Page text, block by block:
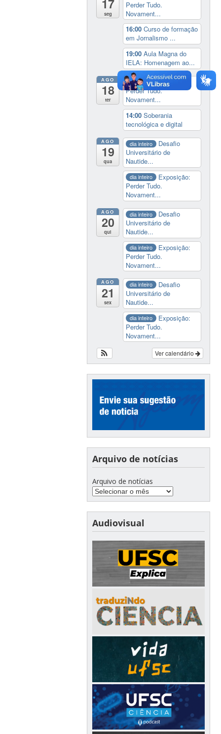
17
seg
Perder Tudo.
Novament...
16:00Curso de formação
em Jornalismo ...
19:00Aula Magna do
IELA: Homenagem ao...
AGO
18
ter
dia inteiro
Exposição:
Perder Tudo.
Novament...
14:00Soberania
tecnológica e digital
AGO
19
qua
dia inteiro
Desafio
Universitário de
Nautide...
dia inteiro
Exposição:
Perder Tudo.
Novament...
AGO
20
qui
dia inteiro
Desafio
Universitário de
Nautide...
dia inteiro
Exposição:
Perder Tudo.
Novament...
AGO
21
sex
dia inteiro
Desafio
Universitário de
Nautide...
dia inteiro
Exposição:
Perder Tudo.
Novament...
Ver calendário
Arquivo de notícias
Arquivo de notícias
Audiovisual